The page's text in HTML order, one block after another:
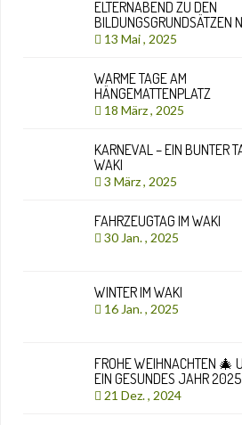
ELTERNABEND ZU DEN
BILDUNGSGRUNDSÄTZEN
13 Mai , 2025
WARME TAGE AM
HÄNGEMATTENPLATZ
18 März , 2025
KARNEVAL – EIN BUNTER
WAKI
3 März , 2025
FAHRZEUGTAG IM WAKI
30 Jan. , 2025
WINTER IM WAKI
16 Jan. , 2025
FROHE WEIHNACHTEN 🎄
EIN GESUNDES JAHR
21 Dez. , 2024